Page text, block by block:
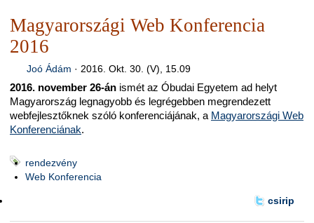
Magyarországi Web Konferencia
2016
Joó Ádám · 2016. Okt. 30. (V), 15.09
2016. november 26-án ismét az Óbudai Egyetem ad helyt
Magyarország legnagyobb és legrégebben megrendezett
webfejlesztőknek szóló konferenciájának, a Magyarországi Web
Konferenciának.
rendezvény
Web Konferencia
csirip